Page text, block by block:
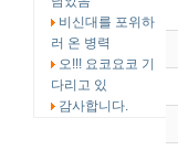
비신대를 포위하
러 온 병력
오!!! 요코요코 기
다리고 있
감사합니다.